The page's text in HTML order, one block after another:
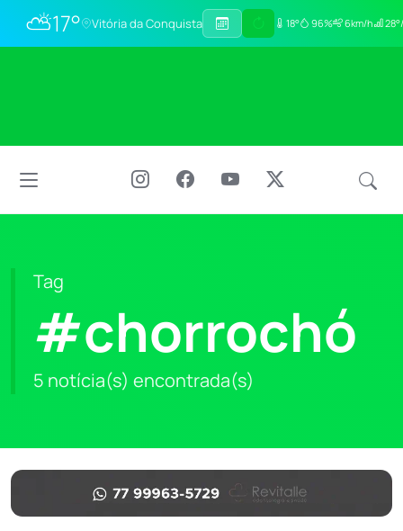
⛅17° Vitória da Conquista 18° 96% 6km/h
Tag
#chorrochó
5 notícia(s) encontrada(s)